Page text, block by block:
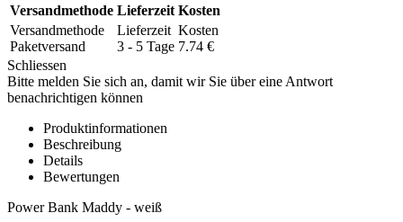
Versandmethode Lieferzeit Kosten
Versandmethode
Paketversand
Lieferzeit
3 - 5 Tage
Kosten
7.74 €
Schliessen
Bitte melden Sie sich an, damit wir Sie über eine Antwort
benachrichtigen können
Produktinformationen
Beschreibung
Details
Bewertungen
Power Bank Maddy - weiß